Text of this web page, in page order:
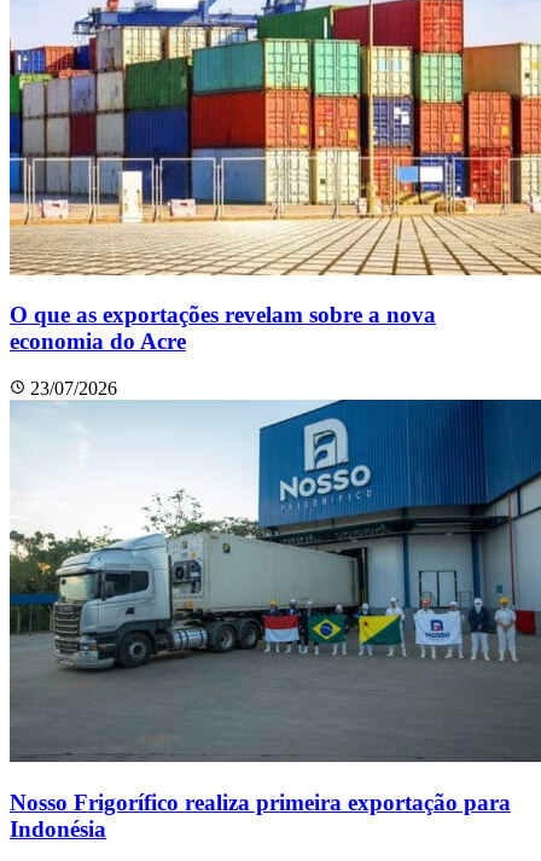
O que as exportações revelam sobre a nova
economia do Acre
23/07/2026
Nosso Frigorífico realiza primeira exportação para
Indonésia